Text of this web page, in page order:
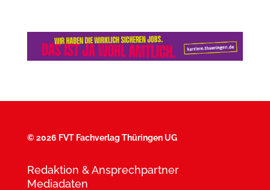
©2026 FVT Fachverlag Thüringen UG
Redaktion & Ansprechpartner
Mediadaten